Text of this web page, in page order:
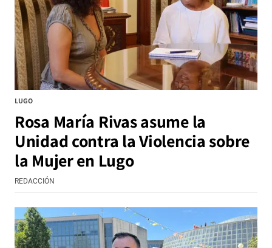
LUGO
Rosa María Rivas asume la
Unidad contra la Violencia sobre
la Mujer en Lugo
REDACCIÓN